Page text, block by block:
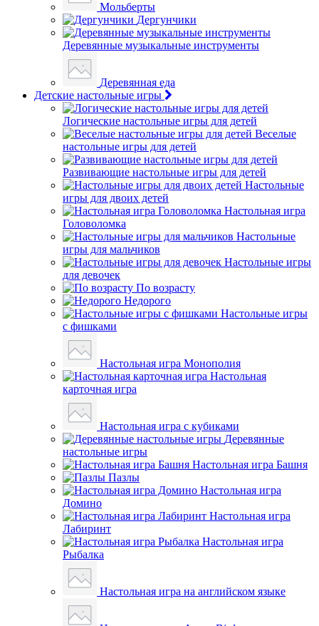
Мольберты
Дергунчики
Деревянные музыкальные инструменты
Деревянная еда
Детские настольные игры
Логические настольные игры для детей
Веселые
настольные игры для детей
Развивающие настольные игры для детей
Настольные
игры для двоих детей
Настольная игра
Головоломка
Настольные
игры для мальчиков
Настольные игры
для девочек
По возрасту
Недорого
Настольные игры
с фишками
Настольная игра Монополия
Настольная
карточная игра
Настольная игра с кубиками
Деревянные
настольные игры
Настольная игра Башня
Пазлы
Настольная игра
Домино
Настольная игра
Лабиринт
Настольная игра
Рыбалка
Настольная игра на английском языке